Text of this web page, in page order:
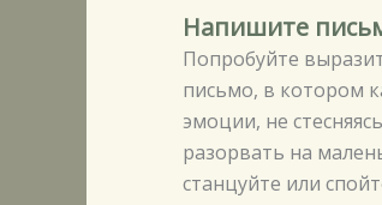
Напишите
Попробуйте
письмо, в котором
эмоции, не
разорвать на
станцуйте или